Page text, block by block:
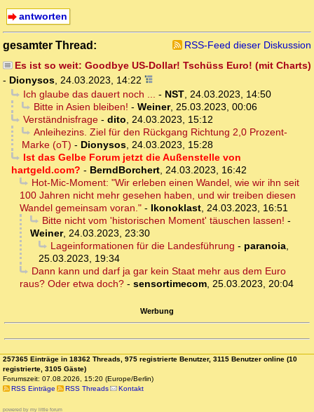
antworten
gesamter Thread:
RSS-Feed dieser Diskussion
Es ist so weit: Goodbye US-Dollar! Tschüss Euro! (mit Charts)
- Dionysos 24.03.2023, 14:22
Ich glaube das dauert noch ...
- NST, 24.03.2023, 14:50
Bitte in Asien bleiben! - Weiner, 25.03.2023, 00:06
Verständnisfrage- dito
24.03.2023, 15:12
Anleihezins. Ziel für den Rückgang Richtung 2,0 Prozent-
Marke (oT) - Dionysos 24.03.2023, 15:28
Ist das Gelbe Forum jetzt die Außenstelle von
hartgeld.com? - BerndBorchert 24.03.2023, 16:42
Hot-Mic-Moment: "Wir erleben einen Wandel, wie wir ihn seit
100 Jahren nicht mehr gesehen haben, und wir treiben diesen
Wandel gemeinsam voran." - Ikonoklast 24.03.2023, 16:51
Bitte nicht vom 'historischen Moment' täuschen lassen! -
Weiner, 24.03.2023, 23:30
Lageinformationen für die Landesführung - paranoia,
25.03.2023, 19:34
Dann kann und darf ja gar kein Staat mehr aus dem Euro
raus? Oder etwa doch? - sensortimecom 25.03.2023, 20:04
Werbung
257365 Einträge in 18362 Threads, 975 registrierte Benutzer, 3115 Benutzer online (10
registrierte, 3105 Gäste)
Forumszeit: 07.08.2026, 15:20 (Europe/Berlin)
RSS Einträge
RSS Threads Kontakt
powered by my little forum